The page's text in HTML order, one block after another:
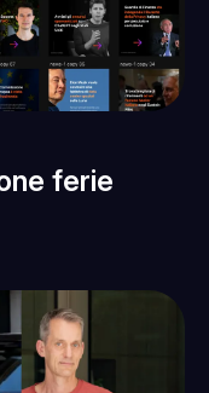
ferie